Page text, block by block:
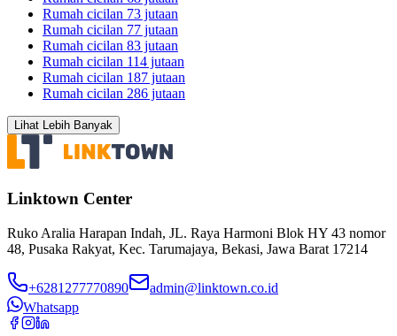
Rumah cicilan 73 jutaan
Rumah cicilan 77 jutaan
Rumah cicilan 83 jutaan
Rumah cicilan 114 jutaan
Rumah cicilan 187 jutaan
Rumah cicilan 286 jutaan
Lihat Lebih Banyak
Linktown Center
Ruko Aralia Harapan Indah, JL. Raya Harmoni Blok HY 43 nomor
48, Pusaka Rakyat, Kec. Tarumajaya, Bekasi, Jawa Barat 17214
+6281277770890
admin@linktown.co.id
Whatsapp